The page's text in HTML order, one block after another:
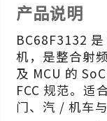
产品说明
BC68F3132
机，是整合射
及 MCU 的
FCC 规范。适
门、汽 / 机车